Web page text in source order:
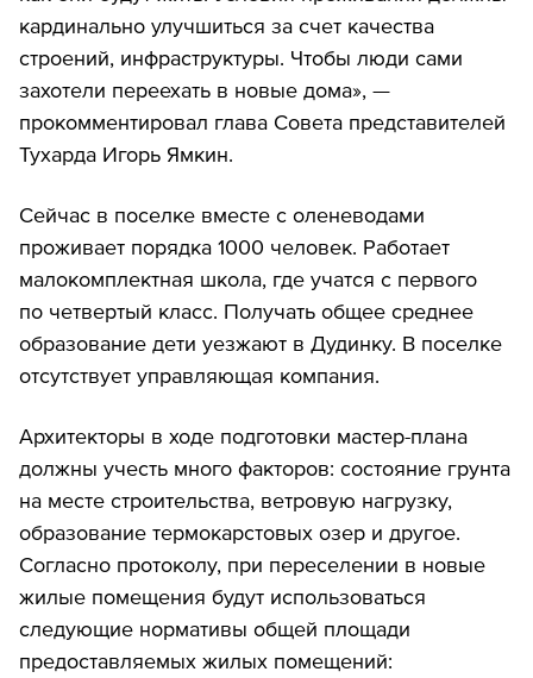
кардинально улучшиться за счет качества
строений, инфраструктуры. Чтобы люди сами
захотели переехать в новые дома», —
прокомментировал глава Совета представителей
Тухарда Игорь Ямкин.
Сейчас в поселке вместе с оленеводами
проживает порядка 1000 человек. Работает
малокомплектная школа, где учатся с первого
по четвертый класс. Получать общее среднее
образование дети уезжают в Дудинку. В поселке
отсутствует управляющая компания.
Архитекторы в ходе подготовки мастер-плана
должны учесть много факторов: состояние грунта
на месте строительства, ветровую нагрузку,
образование термокарстовых озер и другое.
Согласно протоколу, при переселении в новые
жилые помещения будут использоваться
следующие нормативы общей площади
предоставляемых жилых помещений: